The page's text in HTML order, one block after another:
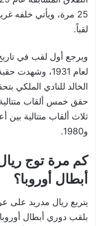
لقباً.
ويرجع أول لقب في
لعام 1931،
و1980.
كم مرة توج
أبطال أوروبا؟
يتربع ريال مدريد على